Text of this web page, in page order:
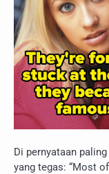
Di pernyataan
yang tegas: “Most